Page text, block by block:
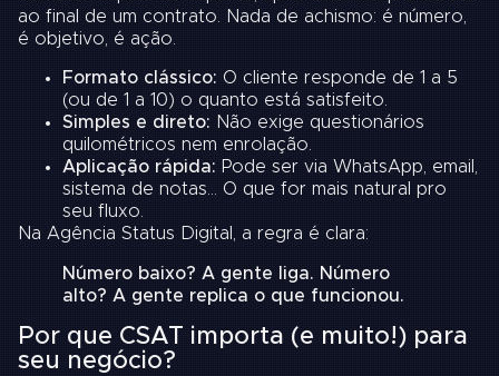
ao final de um contrato. Nada de achismo: é número,
é objetivo, é ação.
Formato clássico: O cliente responde de 1 a 5
(ou de 1 a 10) o quanto está satisfeito.
Simples e direto: Não exige questionários
quilométricos nem enrolação.
Aplicação rápida: Pode ser via WhatsApp, email,
sistema de notas… O que for mais natural pro
seu fluxo.
Na Agência Status Digital, a regra é clara:
Número baixo? A gente liga. Número
alto? A gente replica o que funcionou.
Por que CSAT importa (e muito!) para
seu negócio?